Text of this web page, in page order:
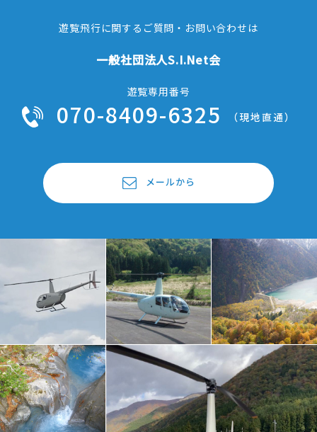
遊覧飛行に関するご質問・お問い合わせは
一般社団法人S.I.Net会
遊覧専用番号
070-8409-6325 （現地直通）
メールから